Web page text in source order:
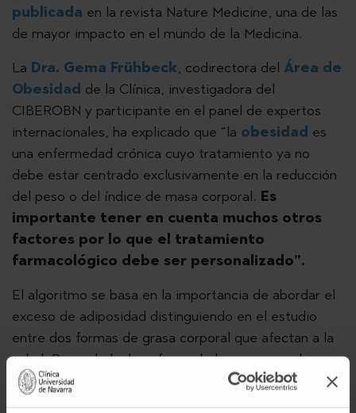
publicada en la revista Nature Medicine, una de las
de mayor impacto en el mundo de la Medicina.
La Dra. Gema Frühbeck, codirectora del Área de
Obesidad de la Clínica, investigadora del
CIBEROBN y participante en el panel de expertos
internacionales, ha explicado que “la obesidad es
una enfermedad crónica cuyo tratamiento ya no
debe estar centrado exclusivamente en la reducción
del peso o del índice de masa corporal. Es
importante tener en cuenta muchos otros
factores por lo que el tratamiento
farmacológico debe ser personalizado”.
El algoritmo se basa en la importancia de abordar el
exceso de adiposidad distinguiendo en el estudio
entre dos formas de grasa corporal que afectan a la
salud. Por un lado, la enfermedad por exceso de
grasa que provoca problemas mecánicos en el